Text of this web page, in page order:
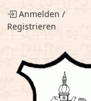
Anmelden /
Registrieren